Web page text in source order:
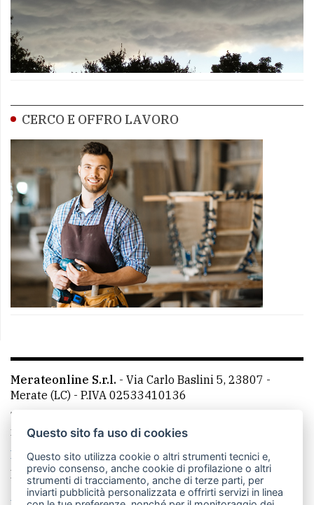
CERCO E OFFRO LAVORO
Merateonline S.r.l. - Via Carlo Baslini 5, 23807 -
Merate (LC) - P.IVA 02533410136
Telefono:
mail: redazione@merateonline.it
La redazione
CasateOnline LeccoOnline
RSS
Made by VIP
Questo sito fa uso di cookies
Questo sito utilizza cookie o altri strumenti tecnici e,
previo consenso, anche cookie di profilazione o altri
strumenti di tracciamento, anche di terze parti, per
inviarti pubblicità personalizzata e offrirti servizi in linea